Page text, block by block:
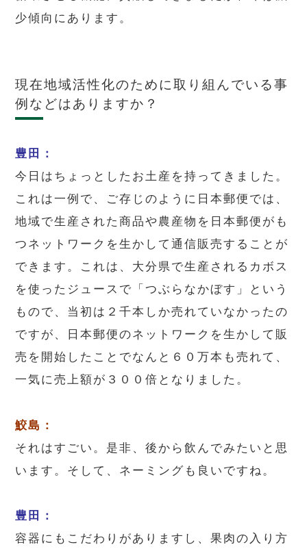
少傾向にあります。
現在地域活性化のために取り組んでいる事
例などはありますか？
豊田：
今日はちょっとしたお土産を持ってきました。
これは一例で、ご存じのように日本郵便では、
地域で生産された商品や農産物を日本郵便がも
つネットワークを生かして通信販売することが
できます。これは、大分県で生産されるカボス
を使ったジュースで「つぶらなかぼす」という
もので、当初は２千本しか売れていなかったの
ですが、日本郵便のネットワークを生かして販
売を開始したことでなんと６０万本も売れて、
一気に売上額が３００倍となりました。
鮫島：
それはすごい。是非、後から飲んでみたいと思
います。そして、ネーミングも良いですね。
豊田：
容器にもこだわりがありますし、果肉の入り方